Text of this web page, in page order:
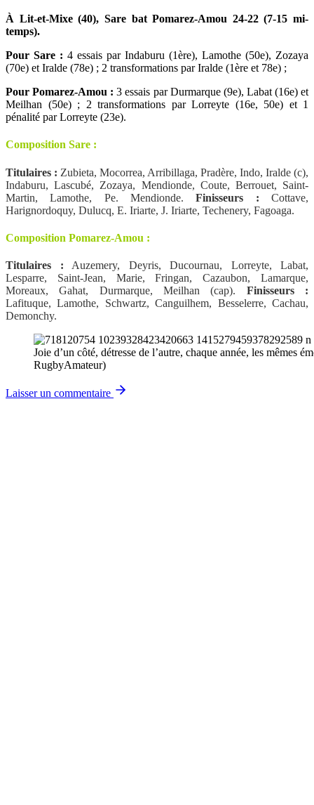
À Lit-et-Mixe (40), Sare bat Pomarez-Amou 24-22 (7-15 mi-
temps).
Pour Sare : 4 essais par Indaburu (1ère), Lamothe (50e), Zozaya
(70e) et Iralde (78e) ; 2 transformations par Iralde (1ère et 78e) ;
Pour Pomarez-Amou : 3 essais par Durmarque (9e), Labat (16e) et
Meilhan (50e) ; 2 transformations par Lorreyte (16e, 50e) et 1
pénalité par Lorreyte (23e).
Composition Sare :
Titulaires : Zubieta, Mocorrea, Arribillaga, Pradère, Indo, Iralde (c),
Indaburu, Lascubé, Zozaya, Mendionde, Coute, Berrouet, Saint-
Martin, Lamothe, Pe. Mendionde.Finisseurs : Cottave,
Harignordoquy, Dulucq, E. Iriarte, J. Iriarte, Techenery, Fagoaga.
Composition Pomarez-Amou :
Titulaires : Auzemery, Deyris, Ducournau, Lorreyte, Labat,
Lesparre, Saint-Jean, Marie, Fringan, Cazaubon, Lamarque,
Moreaux, Gahat, Durmarque, Meilhan (cap). Finisseurs :
Lafituque, Lamothe, Schwartz, Canguilhem, Besselerre, Cachau,
Demonchy.
Joie d’un côté, détresse de l’autre, chaque année, les mêmes
RugbyAmateur)
Laisser un commentaire